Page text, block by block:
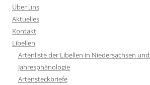
Über uns
Aktuelles
Kontakt
Libellen
Artenliste der Libellen in Niedersachsen
Jahresphänologie
Artensteckbriefe